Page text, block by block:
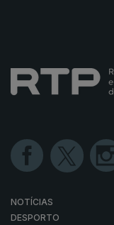
NOTÍCIAS
DESPORTO